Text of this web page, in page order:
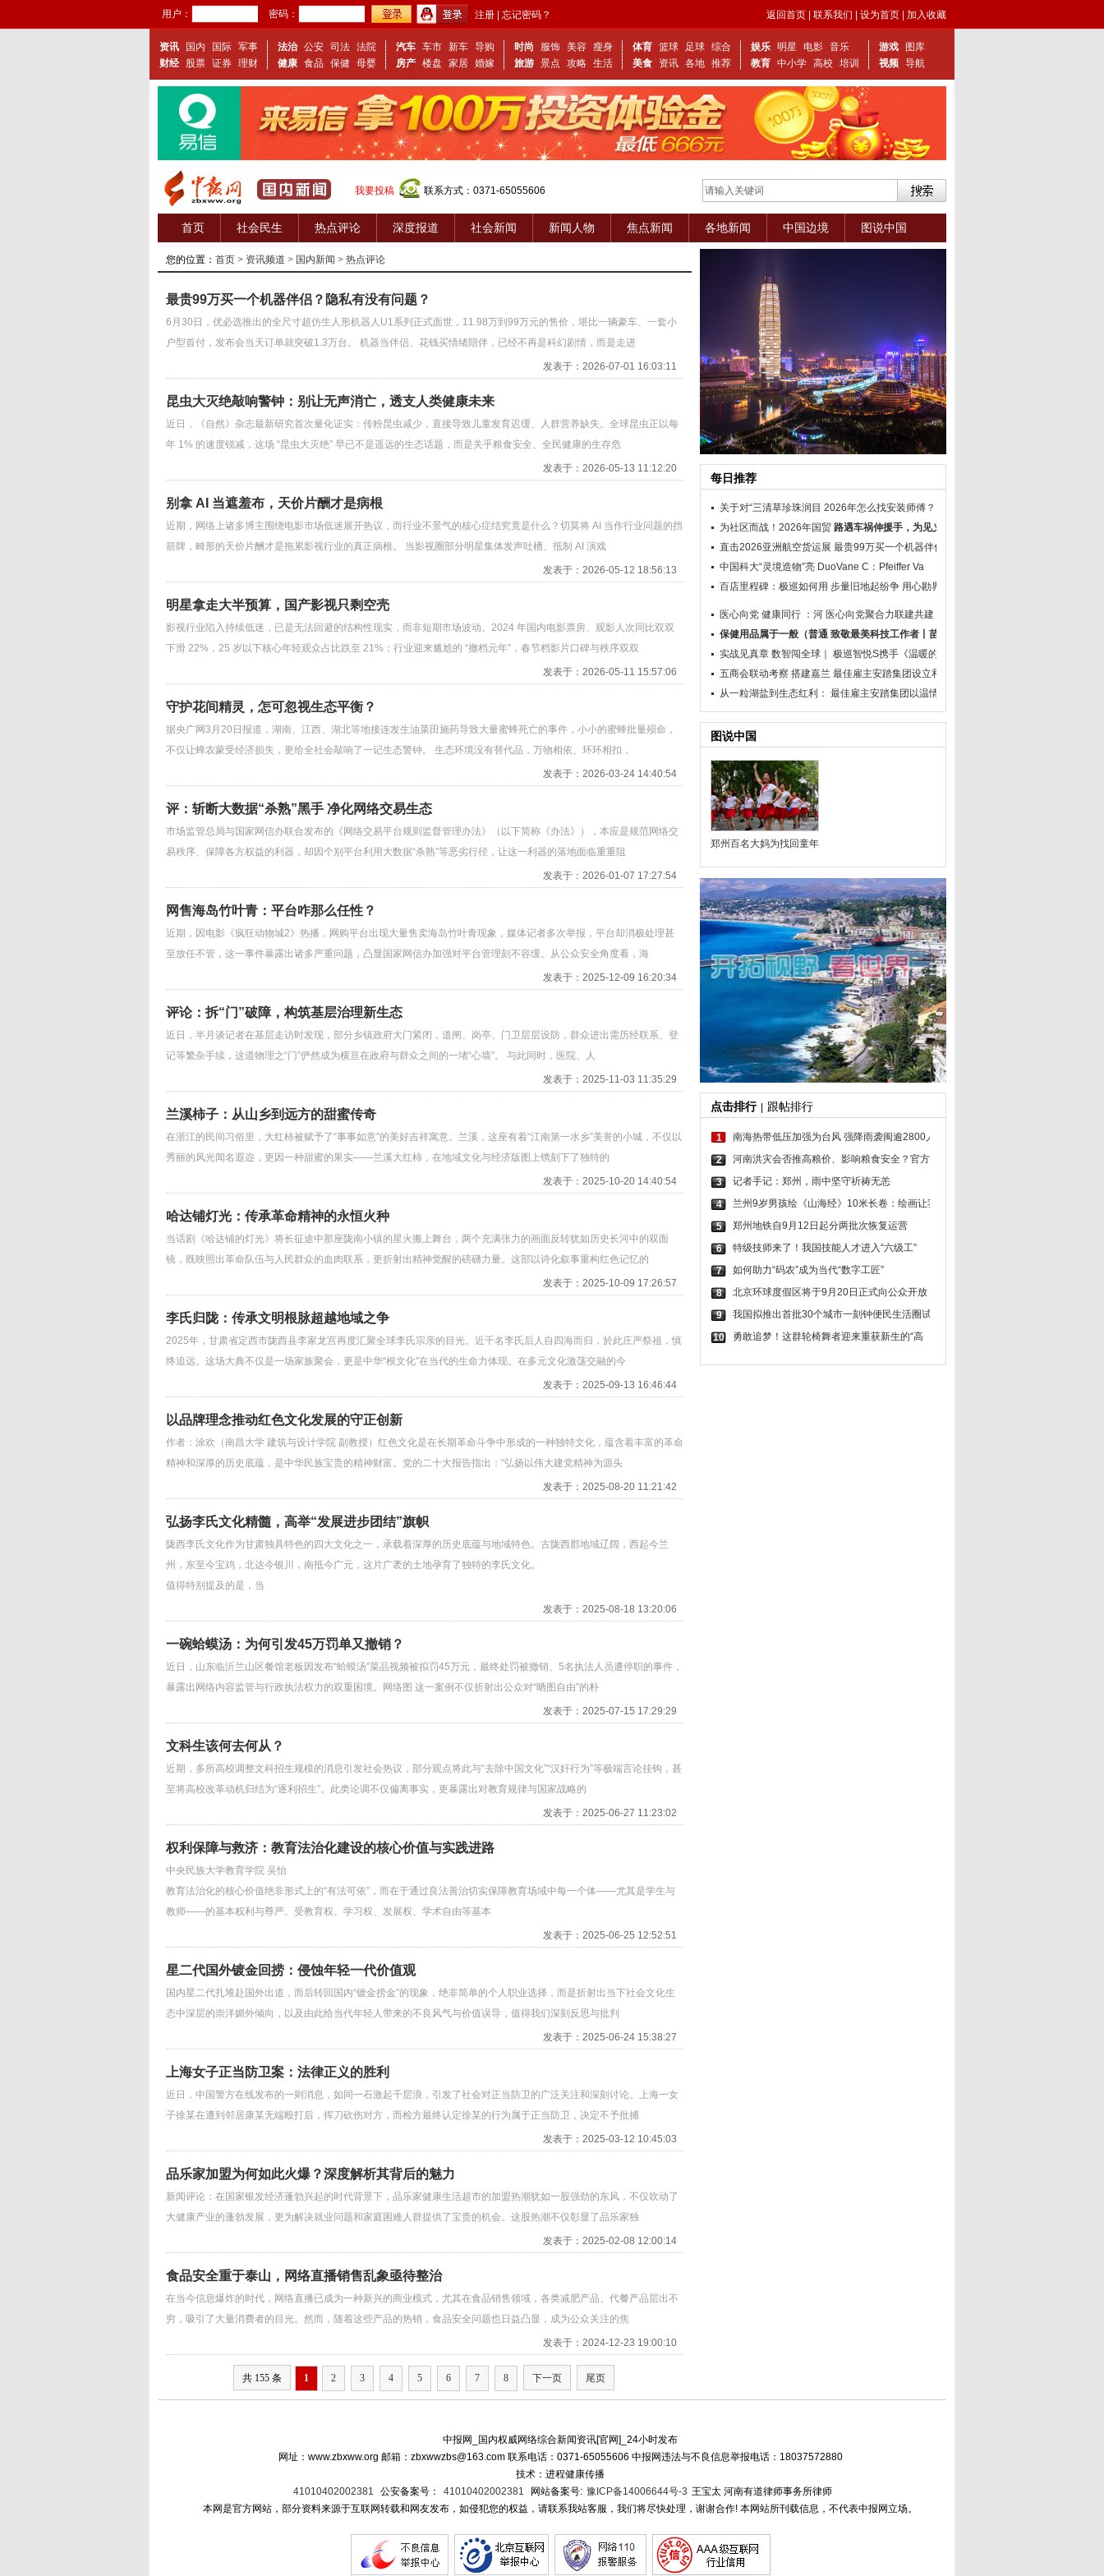
用户： 密码： 注册 忘记密码？ 返回首页 联系我们 设为首页 加入收藏
资讯 国内 国际 军事
财经
股票 证券 理财
法治 公安 司法 法院
健康 食品 保健 母婴
汽车 车市 新车 导购
房产 楼盘 家居 婚嫁
时尚 服饰 美容 瘦身
旅游 景点 攻略 生活
体育 篮球 足球 综合
美食
资讯 各地 推荐
娱乐 明星 电影 音乐
教育 中小学 高校 培训
游戏
图库
视频 导航
我要投稿 联系方式：0371-65055606
首页 社会民生 热点评论 深度报道 社会新闻 新闻人物 焦点新闻 各地新闻 中国边境 图说中国
您的位置： 首页 > 资讯频道 > 国内新闻 > 热点评论
最贵99万买一个机器伴侣？隐私有没有问题？
6月30日，优必选推出的全尺寸超仿生人形机器人U1系列正式面世，11.98万到99万元的售价，堪比一辆豪车、一套小
户型首付，发布会当天订单就突破1.3万台。 机器当伴侣、花钱买情绪陪伴，已经不再是科幻剧情，而是走进
发表于：2026-07-01 16:03:11
昆虫大灭绝敲响警钟：别让无声消亡，透支人类健康未来
近日，《自然》杂志最新研究首次量化证实：传粉昆虫减少，直接导致儿童发育迟缓、人群营养缺失。全球昆虫正以每
年 1% 的速度锐减，这场 “昆虫大灭绝” 早已不是遥远的生态话题，而是关乎粮食安全、全民健康的生存危
发表于：2026-05-13 11:12:20
别拿 AI 当遮羞布，天价片酬才是病根
近期，网络上诸多博主围绕电影市场低迷展开热议，而行业不景气的核心症结究竟是什么？切莫将 AI 当作行业问题的挡
箭牌，畸形的天价片酬才是拖累影视行业的真正病根。 当影视圈部分明星集体发声吐槽、抵制 AI 演戏
发表于：2026-05-12 18:56:13
明星拿走大半预算，国产影视只剩空壳
影视行业陷入持续低迷，已是无法回避的结构性现实，而非短期市场波动。2024 年国内电影票房、观影人次同比双双
下滑 22%，25 岁以下核心年轻观众占比跌至 21%；行业迎来尴尬的 “撤档元年”，春节档影片口碑与秩序双双
发表于：2026-05-11 15:57:06
守护花间精灵，怎可忽视生态平衡？
据央广网3月20日报道，湖南、江西、湖北等地接连发生油菜田施药导致大量蜜蜂死亡的事件，小小的蜜蜂批量殒命，
不仅让蜂农蒙受经济损失，更给全社会敲响了一记生态警钟。 生态环境没有替代品，万物相依、环环相扣，
发表于：2026-03-24 14:40:54
评：斩断大数据“杀熟”黑手 净化网络交易生态
市场监管总局与国家网信办联合发布的《网络交易平台规则监督管理办法》（以下简称《办法》），本应是规范网络交
易秩序、保障各方权益的利器，却因个别平台利用大数据“杀熟”等恶劣行径，让这一利器的落地面临重重阻
发表于：2026-01-07 17:27:54
网售海岛竹叶青：平台咋那么任性？
近期，因电影《疯狂动物城2》热播，网购平台出现大量售卖海岛竹叶青现象，媒体记者多次举报，平台却消极处理甚
至放任不管，这一事件暴露出诸多严重问题，凸显国家网信办加强对平台管理刻不容缓。从公众安全角度看，海
发表于：2025-12-09 16:20:34
评论：拆“门”破障，构筑基层治理新生态
近日，半月谈记者在基层走访时发现，部分乡镇政府大门紧闭，道闸、岗亭、门卫层层设防，群众进出需历经联系、登
记等繁杂手续，这道物理之“门”俨然成为横亘在政府与群众之间的一堵“心墙”。 与此同时，医院、人
发表于：2025-11-03 11:35:29
兰溪柿子：从山乡到远方的甜蜜传奇
在浙江的民间习俗里，大红柿被赋予了“事事如意”的美好吉祥寓意。兰溪，这座有着“江南第一水乡”美誉的小城，不仅以
秀丽的风光闻名遐迩，更因一种甜蜜的果实——兰溪大红柿，在地域文化与经济版图上镌刻下了独特的
发表于：2025-10-20 14:40:54
哈达铺灯光：传承革命精神的永恒火种
当话剧《哈达铺的灯光》将长征途中那座陇南小镇的星火搬上舞台，两个充满张力的画面反转犹如历史长河中的双面
镜，既映照出革命队伍与人民群众的血肉联系，更折射出精神觉醒的磅礴力量。这部以诗化叙事重构红色记忆的
发表于：2025-10-09 17:26:57
李氏归陇：传承文明根脉超越地域之争
2025年，甘肃省定西市陇西县李家龙宫再度汇聚全球李氏宗亲的目光。近千名李氏后人自四海而归，於此庄严祭祖，慎
终追远。这场大典不仅是一场家族聚会，更是中华“根文化”在当代的生命力体现。在多元文化激荡交融的今
发表于：2025-09-13 16:46:44
以品牌理念推动红色文化发展的守正创新
作者：涂欢（南昌大学 建筑与设计学院 副教授）红色文化是在长期革命斗争中形成的一种独特文化，蕴含着丰富的革命
精神和深厚的历史底蕴，是中华民族宝贵的精神财富。党的二十大报告指出：“弘扬以伟大建党精神为源头
发表于：2025-08-20 11:21:42
弘扬李氏文化精髓，高举“发展进步团结”旗帜
陇西李氏文化作为甘肃独具特色的四大文化之一，承载着深厚的历史底蕴与地域特色。古陇西郡地域辽阔，西起今兰
州，东至今宝鸡，北达今银川，南抵今广元，这片广袤的土地孕育了独特的李氏文化。
值得特别提及的是，当
发表于：2025-08-18 13:20:06
一碗蛤蟆汤：为何引发45万罚单又撤销？
近日，山东临沂兰山区餐馆老板因发布“蛤蟆汤”菜品视频被拟罚45万元，最终处罚被撤销、5名执法人员遭停职的事件，
暴露出网络内容监管与行政执法权力的双重困境。网络图 这一案例不仅折射出公众对“晒图自由”的朴
发表于：2025-07-15 17:29:29
文科生该何去何从？
近期，多所高校调整文科招生规模的消息引发社会热议，部分观点将此与“去除中国文化”“汉奸行为”等极端言论挂钩，甚
至将高校改革动机归结为“逐利招生”。此类论调不仅偏离事实，更暴露出对教育规律与国家战略的
发表于：2025-06-27 11:23:02
权利保障与救济：教育法治化建设的核心价值与实践进路
中央民族大学教育学院 吴怡
教育法治化的核心价值绝非形式上的“有法可依”，而在于通过良法善治切实保障教育场域中每一个体——尤其是学生与
教师——的基本权利与尊严。受教育权、学习权、发展权、学术自由等基本
发表于：2025-06-25 12:52:51
星二代国外镀金回捞：侵蚀年轻一代价值观
国内星二代扎堆赴国外出道，而后转回国内“镀金捞金”的现象，绝非简单的个人职业选择，而是折射出当下社会文化生
态中深层的崇洋媚外倾向，以及由此给当代年轻人带来的不良风气与价值误导，值得我们深刻反思与批判
发表于：2025-06-24 15:38:27
上海女子正当防卫案：法律正义的胜利
近日，中国警方在线发布的一则消息，如同一石激起千层浪，引发了社会对正当防卫的广泛关注和深刻讨论。上海一女
子徐某在遭到邻居康某无端殴打后，挥刀砍伤对方，而检方最终认定徐某的行为属于正当防卫，决定不予批捕
发表于：2025-03-12 10:45:03
品乐家加盟为何如此火爆？深度解析其背后的魅力
新闻评论：在国家银发经济蓬勃兴起的时代背景下，品乐家健康生活超市的加盟热潮犹如一股强劲的东风，不仅吹动了
大健康产业的蓬勃发展，更为解决就业问题和家庭困难人群提供了宝贵的机会。这股热潮不仅彰显了品乐家独
发表于：2025-02-08 12:00:14
食品安全重于泰山，网络直播销售乱象亟待整治
在当今信息爆炸的时代，网络直播已成为一种新兴的商业模式，尤其在食品销售领域，各类减肥产品、代餐产品层出不
穷，吸引了大量消费者的目光。然而，随着这些产品的热销，食品安全问题也日益凸显，成为公众关注的焦
发表于：2024-12-23 19:00:10
共 155 条 1 2 3 4 5 6 7 8 下一页 尾页
每日推荐
关于对“三清草珍珠润目 2026年怎么找安装师傅？
为社区而战！2026年国贸 路遇车祸伸援手，为见义
直击2026亚洲航空货运展 最贵99万买一个机器伴侣
中国科大“灵境造物”亮 DuoVane C：Pfeiffer Va
百店里程碑：极巡如何用 步量旧地起纷争 用心勘界
医心向党 健康同行 ：河 医心向党聚合力联建共建
保健用品属于一般（普通 致敬最美科技工作者丨苗
实战见真章 数智闯全球｜
极巡智悦S携手《温暖的客
五商会联动考察 搭建嘉兰 最佳雇主安踏集团设立和
从一粒湖盐到生态红利： 最佳雇主安踏集团以温情
图说中国
郑州百名大妈为找回童年，戴
点击排行 跟帖排行
1
南海热带低压加强为台风 强降雨袭闽逾2800人
2
河南洪灾会否推高粮价、影响粮食安全？官方
3
记者手记：郑州，雨中坚守祈祷无恙
4
兰州9岁男孩绘《山海经》10米长卷：绘画让我
5
郑州地铁自9月12日起分两批次恢复运营
6
特级技师来了！我国技能人才进入“六级工”
7
如何助力“码农”成为当代“数字工匠”
8
北京环球度假区将于9月20日正式向公众开放
9
我国拟推出首批30个城市一刻钟便民生活圈试
10
勇敢追梦！这群轮椅舞者迎来重获新生的“高
中报网_国内权威网络综合新闻资讯[官网]_24小时发布
网址：www.zbxww.org 邮箱：zbxwwzbs@163.com 联系电话：0371-65055606 中报网违法与不良信息举报电话：18037572880
技术：进程健康传播
41010402002381
公安备案号： 41010402002381 网站备案号: 豫ICP备14006644号-3 王宝太 河南有道律师事务所律师
本网是官方网站，部分资料来源于互联网转载和网友发布，如侵犯您的权益，请联系我站客服，我们将尽快处理，谢谢合作! 本网站所刊载信息，不代表中报网立场。